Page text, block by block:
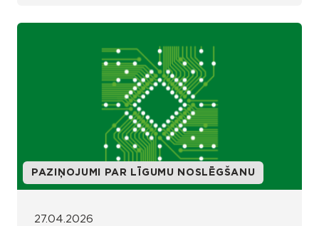
PAZIŅOJUMI PAR LĪGUMU NOSLĒGŠANU
27.04.2026